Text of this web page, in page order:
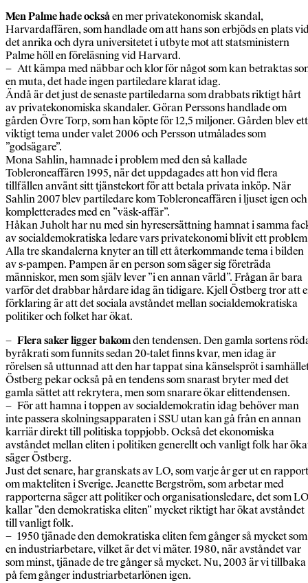
Men Palme hade ocksåen mer privatekonomisk skandal,
Harvardaffären, som handlade om att hans son erbjöds en plats
det anrika och dyra universitetet i utbyte mot att statsministern
Palme höll en föreläsning vid Harvard.
– Att kämpa med näbbar och klor för något som kan betraktas
en muta, det hade ingen partiledare klarat idag.
Ändå är det just de senaste partiledarna som drabbats riktigt hårt
av privatekonomiska skandaler. Göran Perssons handlade om
gården Övre Torp, som han köpte för 12,5 miljoner. Gården blev ett
viktigt tema under valet 2006 och Persson utmålades som
”godsägare”.
Mona Sahlin, hamnade i problem med den så kallade
Tobleroneaffären 1995, när det uppdagades att hon vid flera
tillfällen använt sitt tjänstekort för att betala privata inköp. När
Sahlin 2007 blev partiledare kom Tobleroneaffären i ljuset igen och
kompletterades med en ”väsk-affär”.
Håkan Juholt har nu med sin hyresersättning hamnat i samma
av socialdemokratiska ledare vars privatekonomi blivit ett
Alla tre skandalerna knyter an till ett återkommande tema i bilden
av s-pampen. Pampen är en person som säger sig företräda
människor, men som själv lever ”i en annan värld”. Frågan är bara
varför det drabbar hårdare idag än tidigare. Kjell Östberg tror att
förklaring är att det sociala avståndet mellan socialdemokratiska
politiker och folket har ökat.
– Flera saker ligger bakomden tendensen. Den gamla sortens
byråkrati som funnits sedan 20-talet finns kvar, men idag är
rörelsen så uttunnad att den har tappat sina känselspröt i
Östberg pekar också på en tendens som snarast bryter med det
gamla sättet att rekrytera, men som snarare ökar elittendensen.
– För att hamna i toppen av socialdemokratin idag behöver man
inte passera skolningsapparaten i SSU utan kan gå från en annan
karriär direkt till politiska toppjobb. Också det ekonomiska
avståndet mellan eliten i politiken generellt och vanligt folk har
säger Östberg.
Just det senare, har granskats av LO, som varje år ger ut en rapport
om makteliten i Sverige. Jeanette Bergström, som arbetar med
rapporterna säger att politiker och organisationsledare, det som
kallar ”den demokratiska eliten” mycket riktigt har ökat avståndet
till vanligt folk.
– 1950 tjänade den demokratiska eliten fem gånger så mycket som
en industriarbetare, vilket är det vi mäter. 1980, när avståndet var
som minst, tjänade de tre gånger så mycket. Nu, 2003 är vi tillbaka
på fem gånger industriarbetarlönen igen.